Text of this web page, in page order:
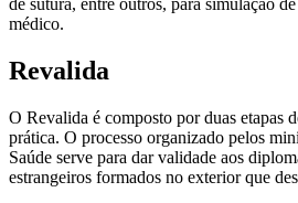
de sutura, entre outros, para simulação
médico.
Revalida
O Revalida é composto por duas etapas
prática. O processo organizado pelos
Saúde serve para dar validade aos
estrangeiros formados no exterior que